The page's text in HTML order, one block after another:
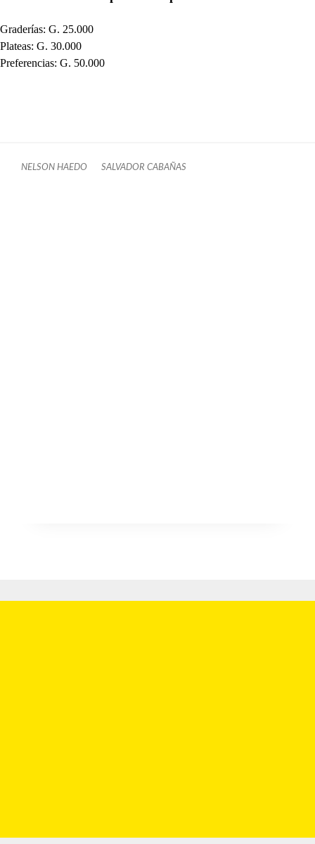
Graderías: G. 25.000
Plateas: G. 30.000
Preferencias: G. 50.000
NELSON HAEDO SALVADOR CABAÑAS